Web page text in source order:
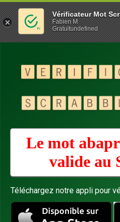
Le mot
valide au
Téléchargez notre appli pour
Vérificateur Mot
Fabien M
Gratuitundefined